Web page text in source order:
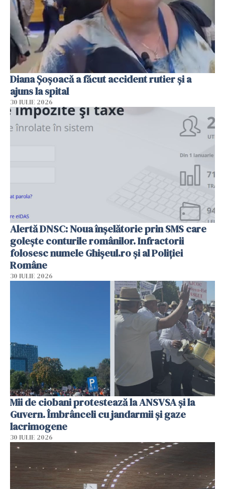
Diana Șoșoacă a făcut accident rutier și a
ajuns la spital
30 IULIE 2026
Alertă DNSC: Noua înșelătorie prin SMS care
golește conturile românilor. Infractorii
folosesc numele Ghișeul.ro și al Poliției
Române
30 IULIE 2026
Mii de ciobani protestează la ANSVSA și la
Guvern. Îmbrânceli cu jandarmii și gaze
lacrimogene
30 IULIE 2026